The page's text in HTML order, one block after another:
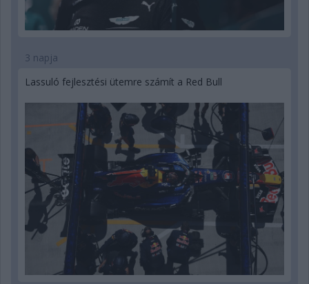
3 napja
Lassuló fejlesztési ütemre számít a Red Bull